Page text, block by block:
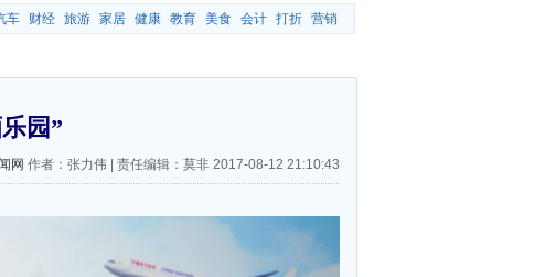
车 财经 旅游 家居 健康 教育 美食 会计 打折 营销
园”
网 作者：张力伟 责任编辑：莫非 2017-08-12 21:10:43